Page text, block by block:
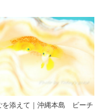
を添えて｜沖縄本島 ビーチ